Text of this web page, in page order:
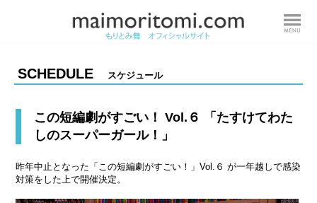
SCHEDULE スケジュール
この短編劇がすごい！ Vol.６ 「たすけてわた
しのスーパーガール！」
昨年中止となった「この短編劇がすごい！」Vol.６ が一年越しで感染
対策をした上で開催決定。